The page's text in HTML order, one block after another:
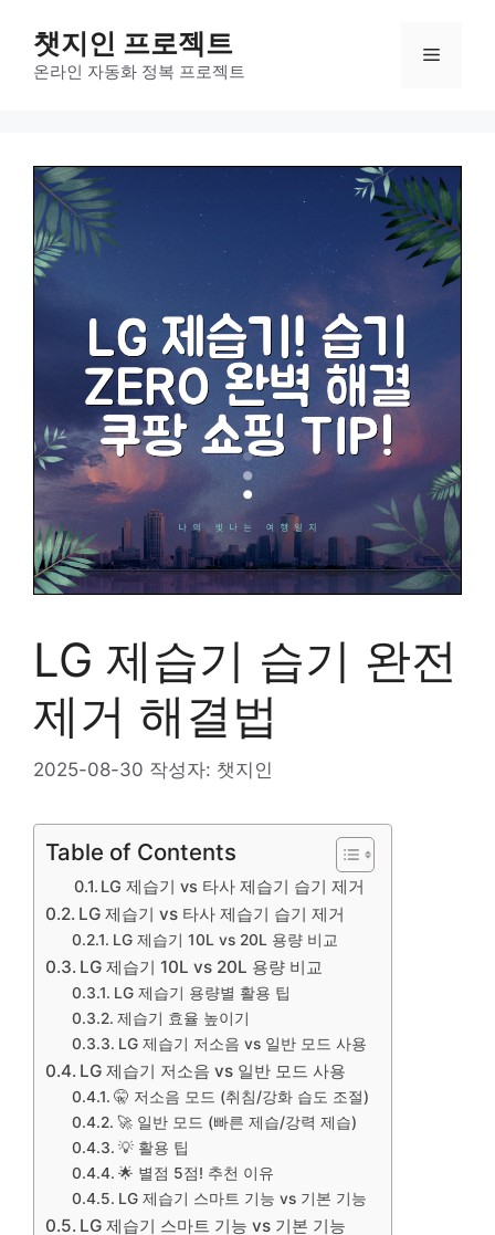
챗지인 프로젝트
온라인 자동화 정복 프로젝트
메
LG 제습기 습기 완전
제거 해결법
2025-08-30 작성자: 챗지인
Table of Contents
LG 제습기 vs 타사 제습기 습기 제거
LG 제습기 vs 타사 제습기 습기 제거
LG 제습기 10L vs 20L 용량 비교
LG 제습기 10L vs 20L 용량 비교
LG 제습기 용량별 활용 팁
제습기 효율 높이기
LG 제습기 저소음 vs 일반 모드 사용
LG 제습기 저소음 vs 일반 모드 사용
🤫 저소음 모드 (취침/강화 습도 조절)
🚀 일반 모드 (빠른 제습/강력 제습)
💡 활용 팁
🌟 별점 5점! 추천 이유
LG 제습기 스마트 기능 vs 기본 기능
LG 제습기 스마트 기능 vs 기본 기능